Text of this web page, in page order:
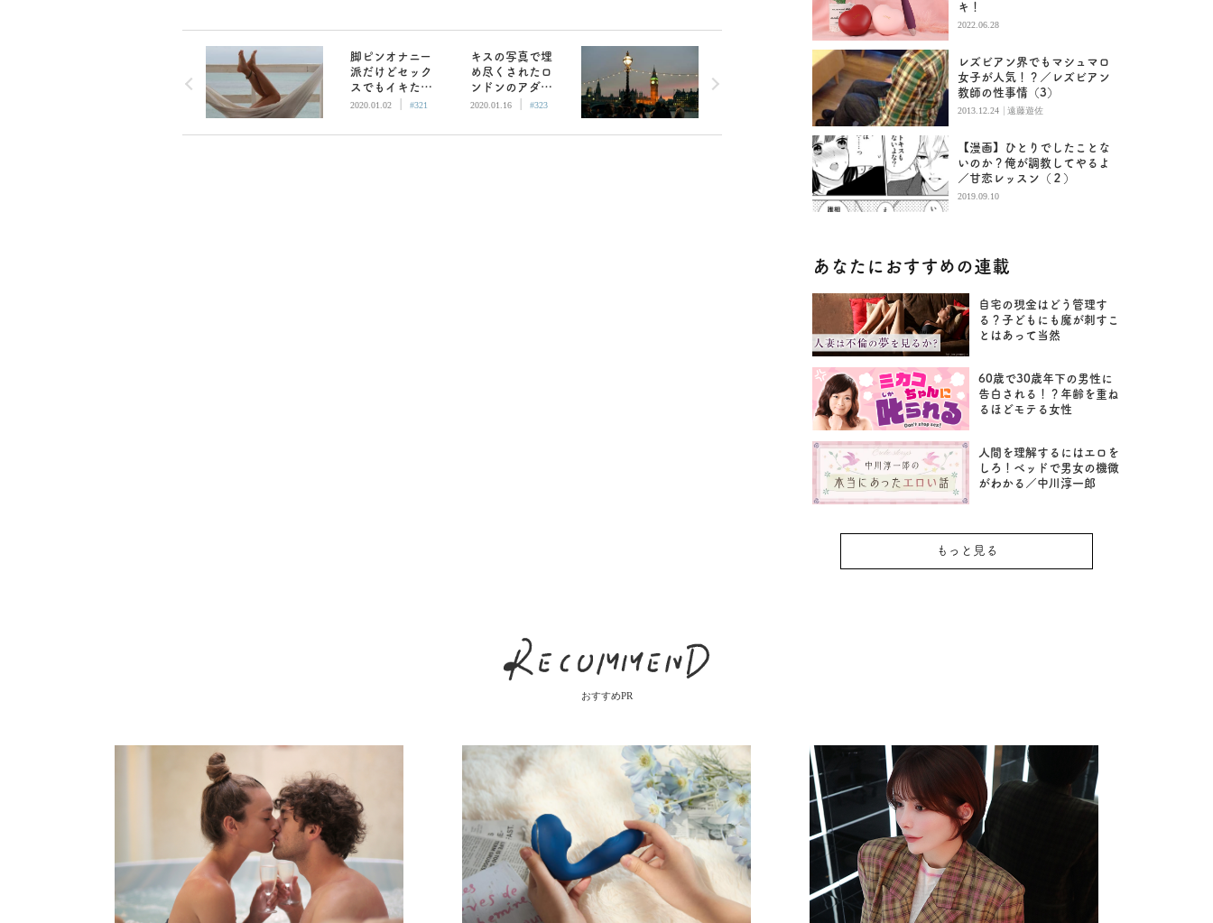
脚ピンオナニー
派だけどセック
スでもイキた
い！解決策を伝
2020.01.02 | #321
キスの写真で埋
め尽くされたロ
ンドンのアダル
トショップ。爽や
にオススメを聞
2020.01.16 | #323
キ！
2022.06.28
レズビアン界でもマシュマロ
女子が人気！？／レズビアン
教師の性事情（3）
2013.12.24 | 遠藤遊佐
【漫画】ひとりでしたことな
いのか？俺が調教してやるよ
／甘恋レッスン（２）
2019.09.10
あなたにおすすめの連載
自宅の現金はどう管理す
る？子どもにも魔が刺すこ
とはあって当然
60歳で30歳年下の男性に
告白される！？年齢を重ね
るほどモテる女性
人間を理解するにはエロを
しろ！ベッドで男女の機微
がわかる／中川淳一郎
もっと見る
おすすめPR